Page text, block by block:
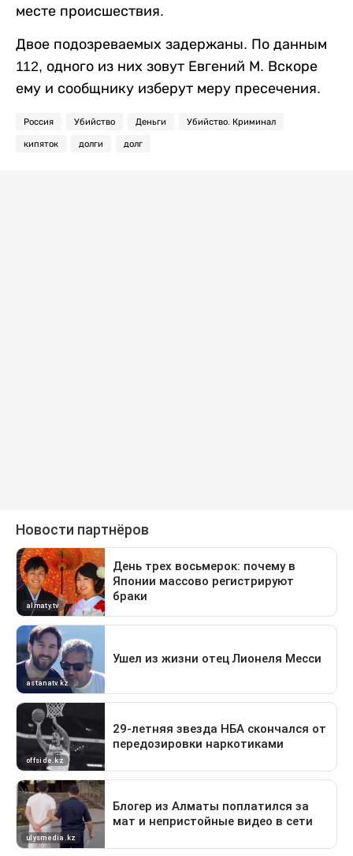
месте происшествия.
Двое подозреваемых задержаны. По данным
112, одного из них зовут Евгений М. Вскоре
ему и сообщнику изберут меру пресечения.
Россия Убийство Деньги Убийство. Криминал
кипяток долги долг